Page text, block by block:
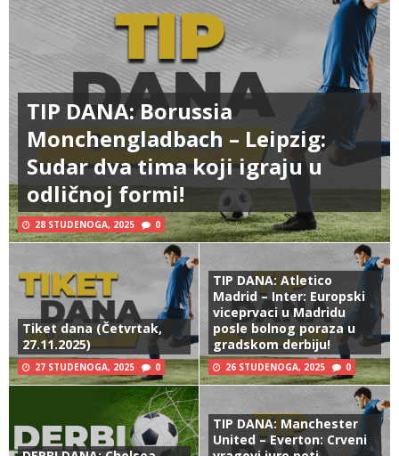
TIP DANA: Borussia
Monchengladbach – Leipzig:
Sudar dva tima koji igraju u
odličnoj formi!
28 STUDENOGA, 2025 0
Tiket dana (Četvrtak,
27.11.2025)
27 STUDENOGA, 2025 0
TIP DANA: Atletico
Madrid – Inter: Europski
viceprvaci u Madridu
posle bolnog poraza u
gradskom derbiju!
26 STUDENOGA, 2025 0
TIP DANA: Manchester
United – Everton: Crveni